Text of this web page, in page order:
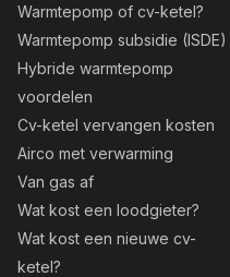
Warmtepomp of cv-ketel?
Warmtepomp subsidie (ISDE)
Hybride warmtepomp
voordelen
Cv-ketel vervangen kosten
Airco met verwarming
Van gas af
Wat kost een loodgieter?
Wat kost een nieuwe cv-
ketel?